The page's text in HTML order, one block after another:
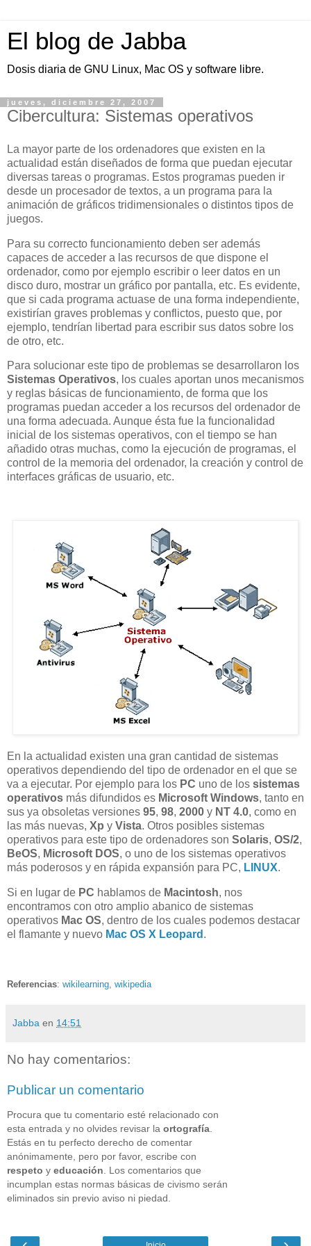
El blog de Jabba
Dosis diaria de GNU Linux, Mac OS y software libre.
jueves, diciembre 27, 2007
Cibercultura: Sistemas operativos
La mayor parte de los ordenadores que existen en la
actualidad están diseñados de forma que puedan ejecutar
diversas tareas o programas. Estos programas pueden ir
desde un procesador de textos, a un programa para la
animación de gráficos tridimensionales o distintos tipos de
juegos.
Para su correcto funcionamiento deben ser además
capaces de acceder a las recursos de que dispone el
ordenador, como por ejemplo escribir o leer datos en un
disco duro, mostrar un gráfico por pantalla, etc. Es evidente,
que si cada programa actuase de una forma independiente,
existirían graves problemas y conflictos, puesto que, por
ejemplo, tendrían libertad para escribir sus datos sobre los
de otro, etc.
Para solucionar este tipo de problemas se desarrollaron los
Sistemas Operativos, los cuales aportan unos mecanismos
y reglas básicas de funcionamiento, de forma que los
programas puedan acceder a los recursos del ordenador de
una forma adecuada. Aunque ésta fue la funcionalidad
inicial de los sistemas operativos, con el tiempo se han
añadido otras muchas, como la ejecución de programas, el
control de la memoria del ordenador, la creación y control de
interfaces gráficas de usuario, etc.
En la actualidad existen una gran cantidad de sistemas
operativos dependiendo del tipo de ordenador en el que se
va a ejecutar. Por ejemplo para los PC uno de los sistemas
operativos más difundidos es Microsoft Windows, tanto en
sus ya obsoletas versiones 95, 98, 2000 y NT 4.0, como en
las más nuevas, Xp y Vista. Otros posibles sistemas
operativos para este tipo de ordenadores son Solaris, OS/2,
BeOS, Microsoft DOS, o uno de los sistemas operativos
más poderosos y en rápida expansión para PC, LINUX.
Si en lugar de PC hablamos de Macintosh, nos
encontramos con otro amplio abanico de sistemas
operativos Mac OS, dentro de los cuales podemos destacar
el flamante y nuevo Mac OS X Leopard .
Referencias: wikilearning, wikipedia
Jabba en 14:51
No hay comentarios:
Publicar un comentario
Procura que tu comentario esté relacionado con
esta entrada y no olvides revisar la ortografía.
Estás en tu perfecto derecho de comentar
anónimamente, pero por favor, escribe con
respeto y educación. Los comentarios que
incumplan estas normas básicas de civismo serán
eliminados sin previo aviso ni piedad.